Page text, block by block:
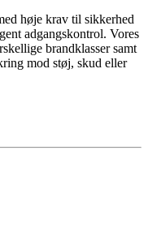
høje krav til sikkerhed
adgangskontrol. Vores
brandklasser samt
mod støj, skud eller